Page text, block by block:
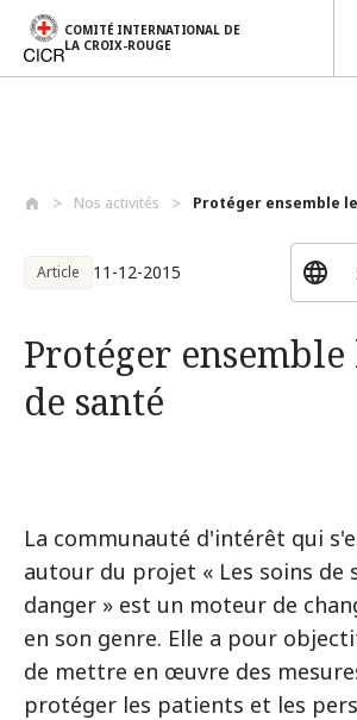
COMITÉ INTERNATIONAL DE
LA CROIX-ROUGE
Nos activités Protéger ensemble
Article 11-12-2015
Protéger ensemble
de santé
La communauté d'intérêt qui
autour du projet « Les soins de
danger » est un moteur de
en son genre. Elle a pour
de mettre en œuvre des
protéger les patients et les